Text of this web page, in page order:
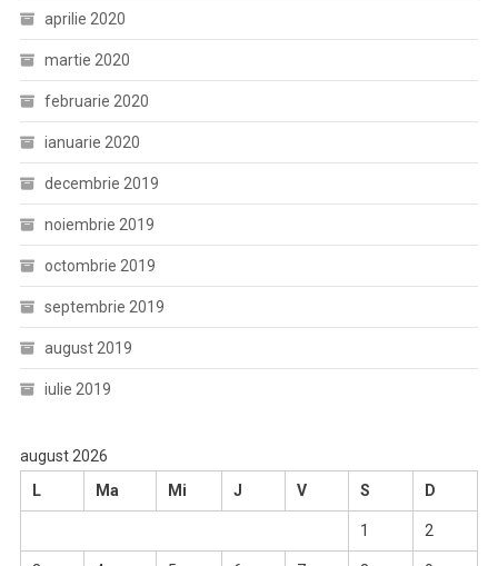
aprilie 2020
martie 2020
februarie 2020
ianuarie 2020
decembrie 2019
noiembrie 2019
octombrie 2019
septembrie 2019
august 2019
iulie 2019
august 2026
L
Ma Mi J V S D
1 2